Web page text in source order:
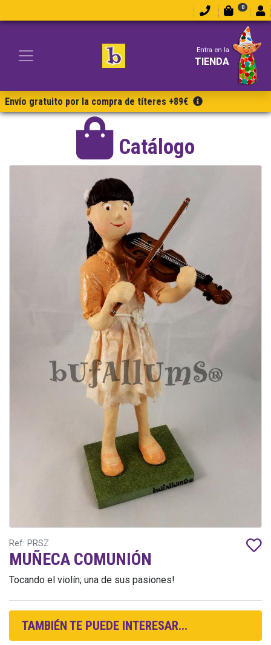
0
Entra en la
TIENDA
Envío gratuito por la compra de títeres +89€
Catálogo
Ref: PRSZ
MUÑECA COMUNIÓN
Tocando el violín; una de sus pasiones!
TAMBIÉN TE PUEDE INTERESAR...